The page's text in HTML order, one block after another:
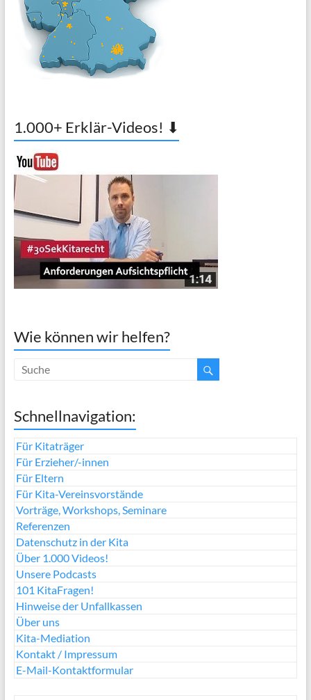
1.000+ Erklär-Videos! ⬇
Wie können wir helfen?
Schnellnavigation:
Für Kitaträger
Für Erzieher/-innen
Für Eltern
Für Kita-Vereinsvorstände
Vorträge, Workshops, Seminare
Referenzen
Datenschutz in der Kita
Über 1.000 Videos!
Unsere Podcasts
101 KitaFragen!
Hinweise der Unfallkassen
Über uns
Kita-Mediation
Kontakt / Impressum
E-Mail-Kontaktformular